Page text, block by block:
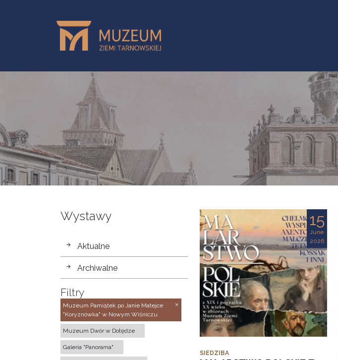
Wystawy
wystawy
Aktualne
Archiwalne
Filtry
Muzeum Pamiątek po Janie Matejce
"Koryznówka" w Nowym Wiśniczu
Muzeum Dwór w Dołędze
Galeria "Panorama"
15
June
2026
SIEDZIBA